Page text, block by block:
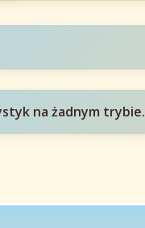
na żadnym trybie.